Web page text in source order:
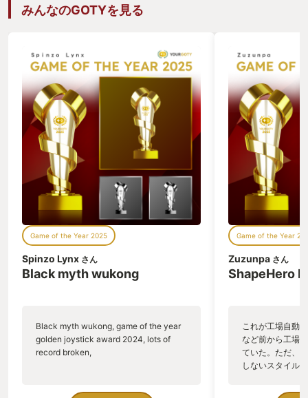
みんなのGOTYを見る
Game of the Year 2025
Spinzo Lynx さん
Black myth wukong
Black myth wukong, game of the year
golden joystick award 2024, lots of
record broken,
Game of the Year
Zuzunpa さん
ShapeHero
これが工場自動
など前から工場
ていた。ただ、
しないスタイル
ていた。 ただ